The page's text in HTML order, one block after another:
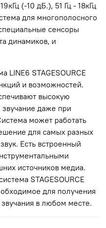
(-10 дБ.), 51 Гц - 18кГц
для многополосного
сенсоры
динамиков, и
LINE6 STAGESOURCE
и возможностей.
высокую
даже при
может работать
для самых разных
Есть встроенный
источников медиа.
STAGESOURCE
для получения
звучания в любом месте.